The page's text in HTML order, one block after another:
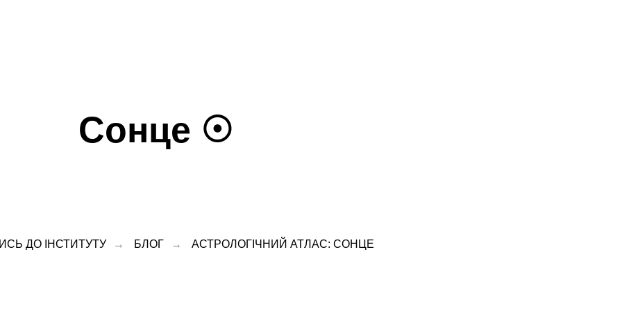
Сонце ☉
ДО ІНСТИТУТУ → БЛОГ → АСТРОЛОГІЧНИЙ АТЛАС: СОНЦЕ